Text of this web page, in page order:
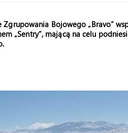
Bojowego „Bravo”
„Sentry”, mającą na celu